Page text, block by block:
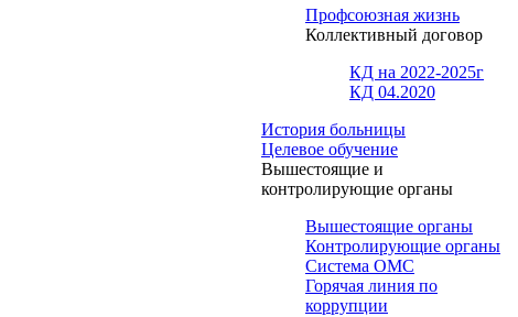
Профсоюзная жизнь
Коллективный договор
КД на 2022-2025г
КД 04.2020
История больницы
Целевое обучение
Вышестоящие и
контролирующие органы
Вышестоящие органы
Контролирующие органы
Система ОМС
Горячая линия по
коррупции